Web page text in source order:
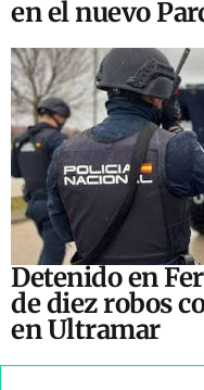
en el nuevo
Detenido en
de diez robos
en Ultramar